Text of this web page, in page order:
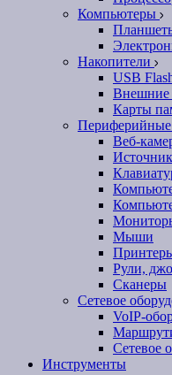
Компьютеры
Накопители
USB
Внешние
Карты
Периферийные
Веб-
Мыши
Рули,
Сканеры
Сетевое
VoIP-
Сетевое
Инструменты